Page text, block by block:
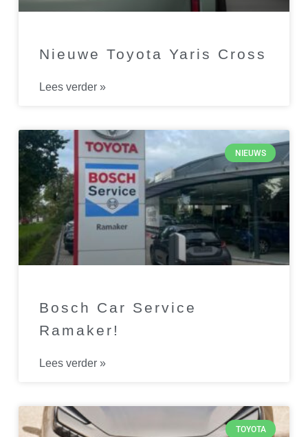
Nieuwe Toyota Yaris Cross
Lees verder »
NIEUWS
Bosch Car Service
Ramaker!
Lees verder »
TOYOTA